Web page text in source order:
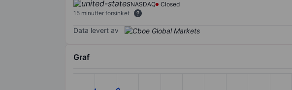
NASDAQ
Closed
15 minutter forsinket
Data levert av
Graf